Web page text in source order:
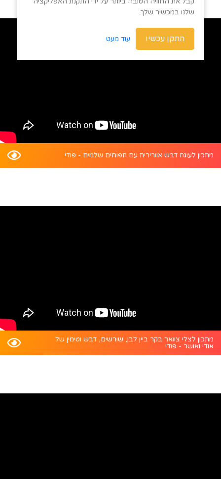
מתכון לעוגת דבש אוורירית עם תפוחים שלמים - פודי
מתכון לצלי צוואר בקר ביין לבן, שורשים, דבש וטימין של
אודי ואושר - פודי
שלנו במכשיר שלך.
התקן עכשיו עוד מעט